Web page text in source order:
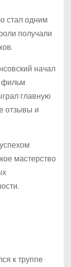
стал одним
получали
начал
фильм
главную
отзывы и
мастерство
к труппе